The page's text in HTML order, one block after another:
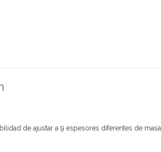
de ajustar a 9 espesores diferentes de